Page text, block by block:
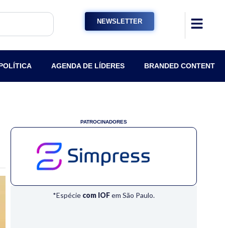
NEWSLETTER
AGENDA DE LÍDERES BRANDED CONTENT
PATROCINADORES